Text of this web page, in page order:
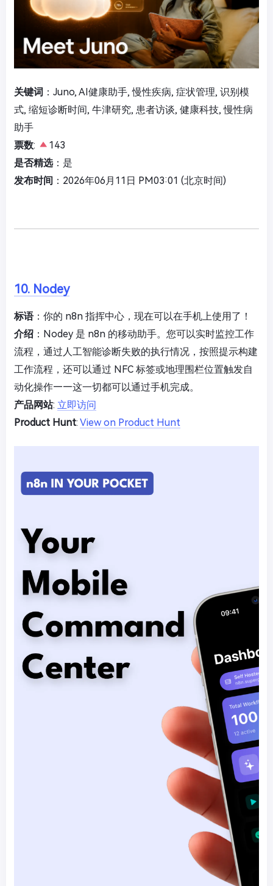
关键词 ：Juno, AI健康助手, 慢性疾病, 症状管理, 识别模
式, 缩短诊断时间, 牛津研究, 患者访谈, 健康科技, 慢性病
助手
票数:
143
是否精选：是
发布时间 ：2026年06月11日 PM03:01 (北京时间)
10. Nodey
标语：你的 n8n 指挥中心，现在可以在手机上使用了！
介绍 ：Nodey 是 n8n 的移动助手。您可以实时监控工作
流程，通过人工智能诊断失败的执行情况，按照提示构建
工作流程，还可以通过 NFC 标签或地理围栏位置触发自
动化操作——这一切都可以通过手机完成。
产品网站: 立即访问
Product Hunt: View on Product Hunt